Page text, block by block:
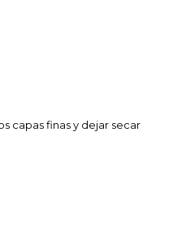
capas finas y dejar secar